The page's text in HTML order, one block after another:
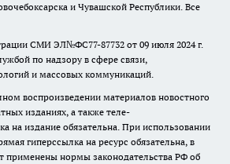
и Чувашской Республики. Все
СМИ ЭЛ№ФС77-87732 от 09 июля 2024 г.
по надзору в сфере связи,
и массовых коммуникаций.
воспроизведении материалов новостного
изданиях, а также теле-
на издание обязательна. При использовании
гиперссылка на ресурс обязательна, в
применены нормы законодательства РФ об